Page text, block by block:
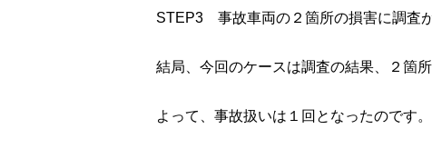
STEP3 事故車両の２箇所の損害に調査
結局、今回のケースは調査の結果、２箇
よって、事故扱いは１回となったのです。